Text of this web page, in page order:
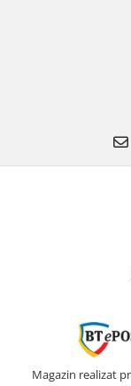
Magazin realizat